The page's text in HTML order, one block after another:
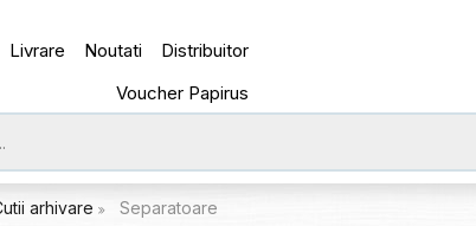
Livrare Noutati
Distribuitor
Voucher Papirus
arhivare Separatoare